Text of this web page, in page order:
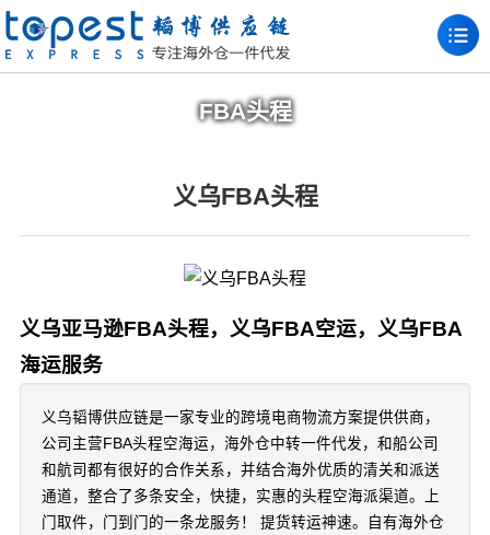
FBA头程
义乌FBA头程
义乌亚马逊FBA头程，义乌FBA空运，义乌FBA
海运服务
义乌韬博供应链是一家专业的跨境电商物流方案提供供商，
公司主营FBA头程空海运，海外仓中转一件代发，和船公司
和航司都有很好的合作关系，并结合海外优质的清关和派送
通道，整合了多条安全，快捷，实惠的头程空海派渠道。上
门取件，门到门的一条龙服务！ 提货转运神速。自有海外仓